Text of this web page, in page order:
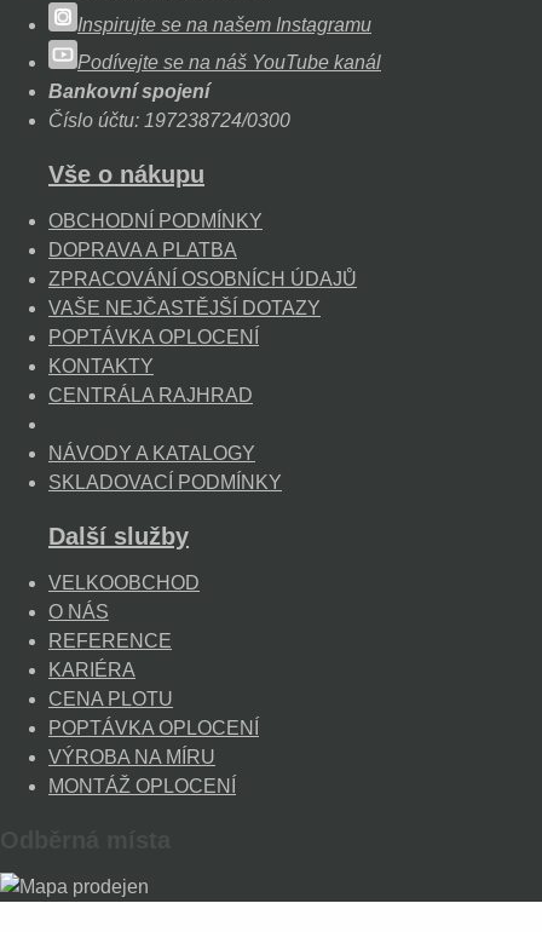
Inspirujte se na našem Instagramu
Podívejte se na náš YouTube kanál
Bankovní spojení
Číslo účtu: 197238724/0300
Vše o nákupu
OBCHODNÍ PODMÍNKY
DOPRAVA A PLATBA
ZPRACOVÁNÍ OSOBNÍCH ÚDAJŮ
VAŠE NEJČASTĚJŠÍ DOTAZY
POPTÁVKA OPLOCENÍ
KONTAKTY
CENTRÁLA RAJHRAD
NÁVODY A KATALOGY
SKLADOVACÍ PODMÍNKY
Další služby
VELKOOBCHOD
O NÁS
REFERENCE
KARIÉRA
CENA PLOTU
POPTÁVKA OPLOCENÍ
VÝROBA NA MÍRU
MONTÁŽ OPLOCENÍ